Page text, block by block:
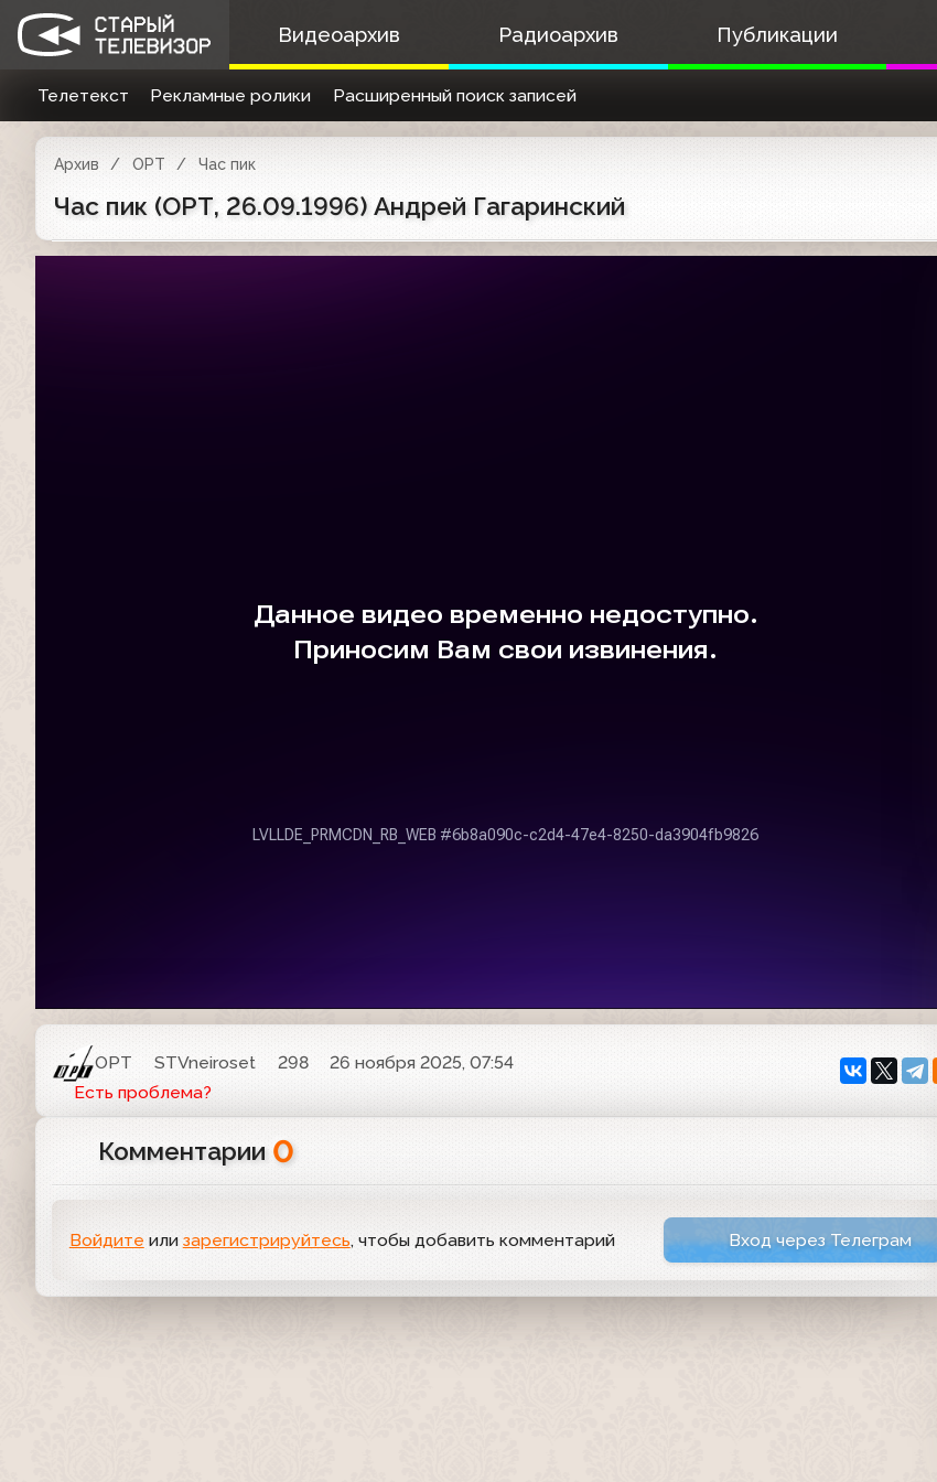
Видеоархив Радиоархив Публикации
Телетекст Рекламные ролики Расширенный поиск записей
Архив ОРТ Час пик
Час пик (ОРТ, 26.09.1996) Андрей Гагаринский
ОРТ STVneiroset 298
26 ноября 2025, 07:54
Есть проблема?
Комментарии 0
Войдите или зарегистрируйтесь, чтобы добавить комментарий Вход через Телеграм